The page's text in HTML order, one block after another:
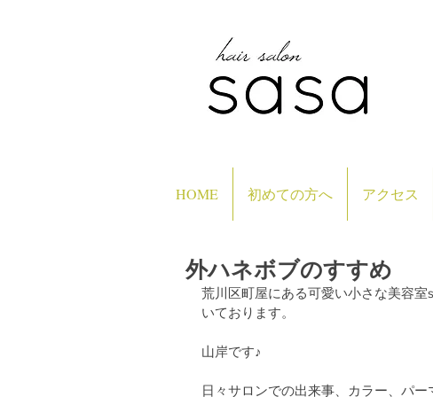
HOME 初めての方へ アクセス
外ハネボブのすすめ
荒川区町屋にある可愛い小さな美容
いております。
山岸です♪
日々サロンでの出来事、カラー、パ